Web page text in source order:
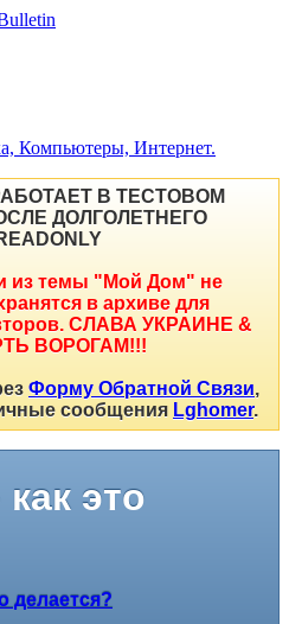
Компьютеры, Интернет.
В ТЕСТОВОМ
ДОЛГОЛЕТНЕГО
из темы "Мой Дом" не
в архиве для
СЛАВА УКРАИНЕ &
ВОРОГАМ!!!
Форму Обратной Связи,
сообщения Lghomer.
это
делается?